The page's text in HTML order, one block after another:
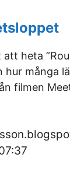
heta
hur många
filmen